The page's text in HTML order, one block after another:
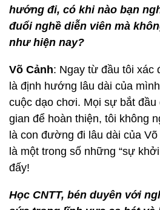
hướng đi, có khi nào bạn
đuổi nghề diễn viên mà
như hiện nay?
Võ Cảnh: Ngay từ đầu tôi xác
là định hướng lâu dài của
cuộc dạo chơi. Mọi sự bắt đầu
gian để hoàn thiện, tôi không
là con đường đi lâu dài của
là một trong số những “sự
đấy!
Học CNTT, bén duyên với